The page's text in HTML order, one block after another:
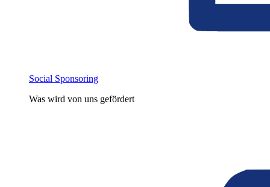
Social Sponsoring
Was wird von uns gefördert